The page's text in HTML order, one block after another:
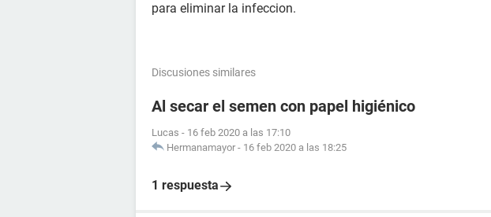
para eliminar la infeccion.
Discusiones similares
Al secar el semen con papel higiénico
Lucas - 16 feb 2020 a las 17:10
Hermanamayor - 16 feb 2020 a las 18:25
1 respuesta